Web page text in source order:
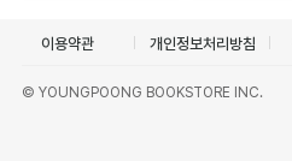
이용약관 개인정보처리방침
© YOUNGPOONG BOOKSTORE INC.